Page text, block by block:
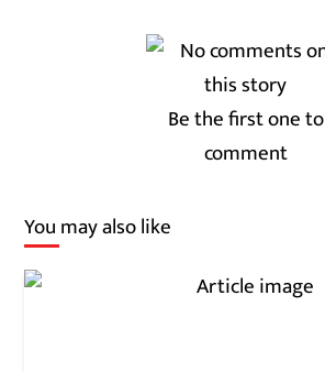
Be the first one to
comment
You may also like